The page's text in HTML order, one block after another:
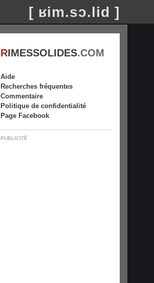
[ ʁim.sɔ.lid ]
RIMESSOLIDES.COM
Aide
Recherches fréquentes
Commentaire
Politique de confidentialité
Page Facebook
PUBLICITÉ